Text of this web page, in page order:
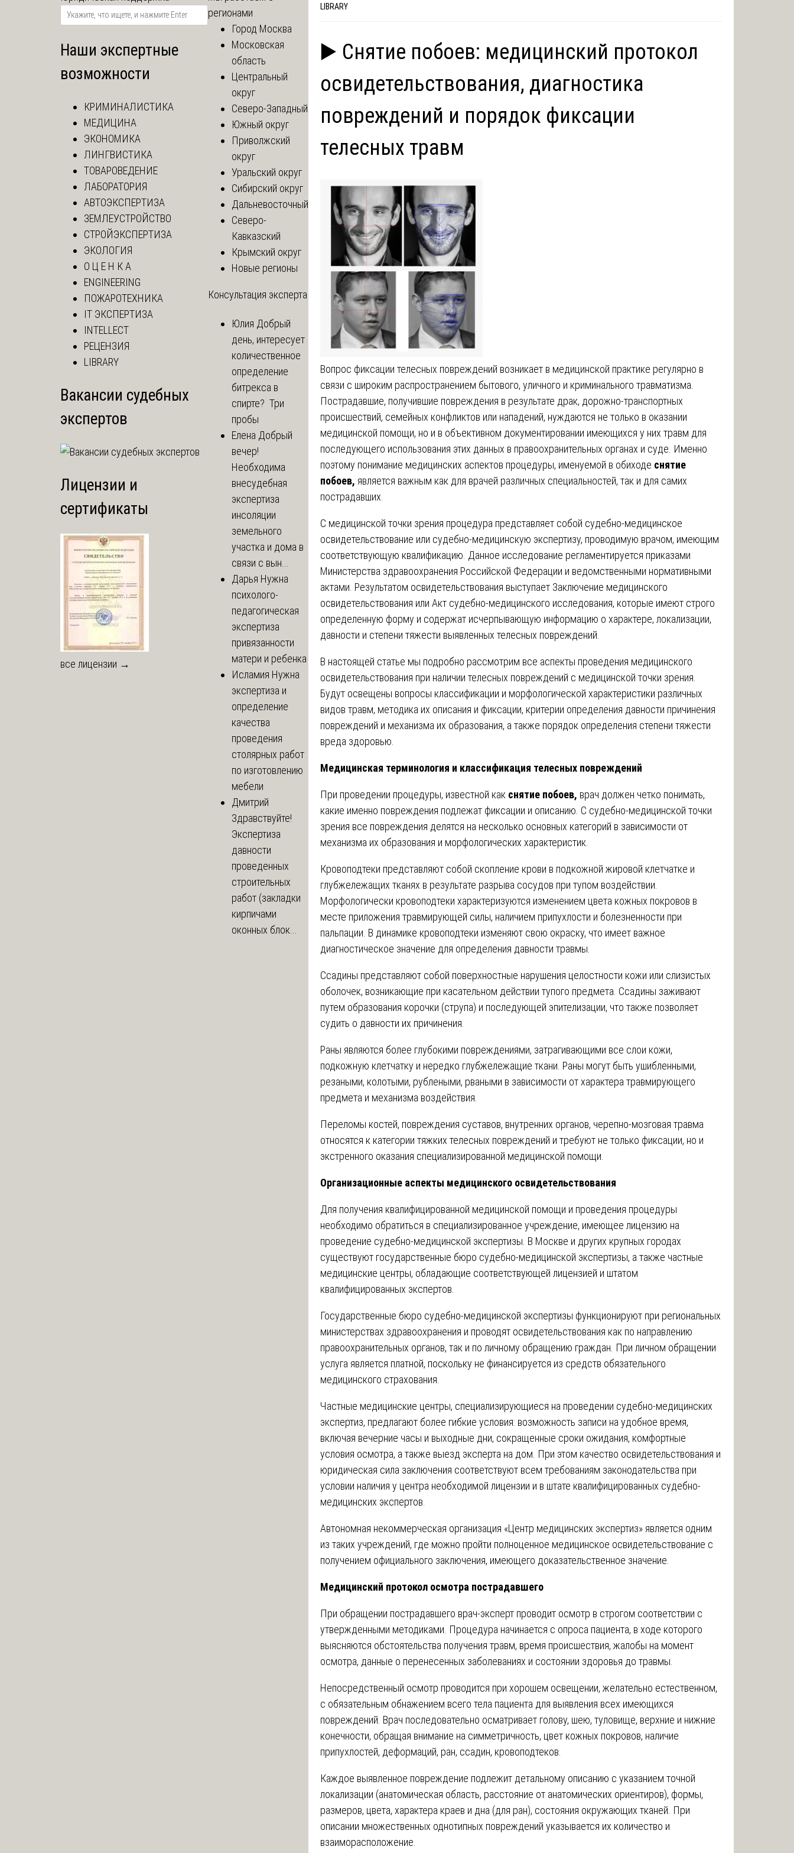
LIBRARY
▶️ Снятие побоев: медицинский протокол
освидетельствования, диагностика
повреждений и порядок фиксации
телесных травм
Вопрос фиксации телесных повреждений возникает в медицинской практике регулярно в
связи с широким распространением бытового, уличного и криминального травматизма.
Пострадавшие, получившие повреждения в результате драк, дорожно-транспортных
происшествий, семейных конфликтов или нападений, нуждаются не только в оказании
медицинской помощи, но и в объективном документировании имеющихся у них травм для
последующего использования этих данных в правоохранительных органах и суде. Именно
поэтому понимание медицинских аспектов процедуры, именуемой в обиходе снятие
побоев, является важным как для врачей различных специальностей, так и для самих
пострадавших.
С медицинской точки зрения процедура представляет собой судебно-медицинское
освидетельствование или судебно-медицинскую экспертизу, проводимую врачом, имеющим
соответствующую квалификацию. Данное исследование регламентируется приказами
Министерства здравоохранения Российской Федерации и ведомственными нормативными
актами. Результатом освидетельствования выступает Заключение медицинского
освидетельствования или Акт судебно-медицинского исследования, которые имеют строго
определенную форму и содержат исчерпывающую информацию о характере, локализации,
давности и степени тяжести выявленных телесных повреждений.
В настоящей статье мы подробно рассмотрим все аспекты проведения медицинского
освидетельствования при наличии телесных повреждений с медицинской точки зрения.
Будут освещены вопросы классификации и морфологической характеристики различных
видов травм, методика их описания и фиксации, критерии определения давности причинения
повреждений и механизма их образования, а также порядок определения степени тяжести
вреда здоровью.
Медицинская терминология и классификация телесных повреждений
При проведении процедуры, известной как снятие побоев, врач должен четко понимать,
какие именно повреждения подлежат фиксации и описанию. С судебно-медицинской точки
зрения все повреждения делятся на несколько основных категорий в зависимости от
механизма их образования и морфологических характеристик.
Кровоподтеки представляют собой скопление крови в подкожной жировой клетчатке и
глубжележащих тканях в результате разрыва сосудов при тупом воздействии.
Морфологически кровоподтеки характеризуются изменением цвета кожных покровов в
месте приложения травмирующей силы, наличием припухлости и болезненности при
пальпации. В динамике кровоподтеки изменяют свою окраску, что имеет важное
диагностическое значение для определения давности травмы.
Ссадины представляют собой поверхностные нарушения целостности кожи или слизистых
оболочек, возникающие при касательном действии тупого предмета. Ссадины заживают
путем образования корочки (струпа) и последующей эпителизации, что также позволяет
судить о давности их причинения.
Раны являются более глубокими повреждениями, затрагивающими все слои кожи,
подкожную клетчатку и нередко глубжележащие ткани. Раны могут быть ушибленными,
резаными, колотыми, рублеными, рваными в зависимости от характера травмирующего
предмета и механизма воздействия.
Переломы костей, повреждения суставов, внутренних органов, черепно-мозговая травма
относятся к категории тяжких телесных повреждений и требуют не только фиксации, но и
экстренного оказания специализированной медицинской помощи.
Организационные аспекты медицинского освидетельствования
Для получения квалифицированной медицинской помощи и проведения процедуры
необходимо обратиться в специализированное учреждение, имеющее лицензию на
проведение судебно-медицинской экспертизы. В Москве и других крупных городах
существуют государственные бюро судебно-медицинской экспертизы, а также частные
медицинские центры, обладающие соответствующей лицензией и штатом
квалифицированных экспертов.
Государственные бюро судебно-медицинской экспертизы функционируют при региональных
министерствах здравоохранения и проводят освидетельствования как по направлению
правоохранительных органов, так и по личному обращению граждан. При личном обращении
услуга является платной, поскольку не финансируется из средств обязательного
медицинского страхования.
Частные медицинские центры, специализирующиеся на проведении судебно-медицинских
экспертиз, предлагают более гибкие условия: возможность записи на удобное время,
включая вечерние часы и выходные дни, сокращенные сроки ожидания, комфортные
условия осмотра, а также выезд эксперта на дом. При этом качество освидетельствования и
юридическая сила заключения соответствуют всем требованиям законодательства при
условии наличия у центра необходимой лицензии и в штате квалифицированных судебно-
медицинских экспертов.
Автономная некоммерческая организация «Центр медицинских экспертиз» является одним
из таких учреждений, где можно пройти полноценное медицинское освидетельствование с
получением официального заключения, имеющего доказательственное значение.
Медицинский протокол осмотра пострадавшего
При обращении пострадавшего врач-эксперт проводит осмотр в строгом соответствии с
утвержденными методиками. Процедура начинается с опроса пациента, в ходе которого
выясняются обстоятельства получения травм, время происшествия, жалобы на момент
осмотра, данные о перенесенных заболеваниях и состоянии здоровья до травмы.
Непосредственный осмотр проводится при хорошем освещении, желательно естественном,
с обязательным обнажением всего тела пациента для выявления всех имеющихся
повреждений. Врач последовательно осматривает голову, шею, туловище, верхние и нижние
конечности, обращая внимание на симметричность, цвет кожных покровов, наличие
припухлостей, деформаций, ран, ссадин, кровоподтеков.
Каждое выявленное повреждение подлежит детальному описанию с указанием точной
локализации (анатомическая область, расстояние от анатомических ориентиров), формы,
размеров, цвета, характера краев и дна (для ран), состояния окружающих тканей. При
описании множественных однотипных повреждений указывается их количество и
взаиморасположение.
Наши экспертные
возможности
КРИМИНАЛИСТИКА
МЕДИЦИНА
ЭКОНОМИКА
ЛИНГВИСТИКА
ТОВАРОВЕДЕНИЕ
ЛАБОРАТОРИЯ
АВТОЭКСПЕРТИЗА
ЗЕМЛЕУСТРОЙСТВО
СТРОЙЭКСПЕРТИЗА
ЭКОЛОГИЯ
О Ц Е Н К А
ENGINEERING
ПОЖАРОТЕХНИКА
IT ЭКСПЕРТИЗА
INTELLECT
РЕЦЕНЗИЯ
LIBRARY
Вакансии судебных
экспертов
Лицензии и
сертификаты
все лицензии →
регионами
Город Москва
Московская
область
Центральный
округ
Северо-Западный
Южный округ
Приволжский
округ
Уральский округ
Сибирский округ
Дальневосточный
Северо-
Кавказский
Крымский округ
Новые регионы
Консультация эксперта
Юлия Добрый
день, интересует
количественное
определение
битрекса в
спирте? Три
пробы
Елена Добрый
вечер!
Необходима
внесудебная
экспертиза
инсоляции
земельного
участка и дома в
связи с вын...
Дарья Нужна
психолого-
педагогическая
экспертиза
привязанности
матери и ребенка
Исламия Нужна
экспертиза и
определение
качества
проведения
столярных работ
по изготовлению
мебели
Дмитрий
Здравствуйте!
Экспертиза
давности
проведенных
строительных
работ (закладки
кирпичами
оконных блок...